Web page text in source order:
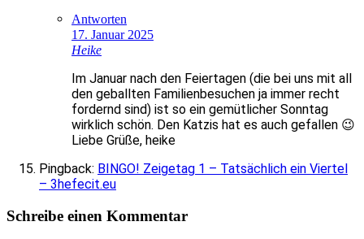
Antworten
17. Januar 2025
Heike
Im Januar nach den Feiertagen (die bei uns mit all
den geballten Familienbesuchen ja immer recht
fordernd sind) ist so ein gemütlicher Sonntag
wirklich schön. Den Katzis hat es auch gefallen 😉
Liebe Grüße, heike
Pingback: BINGO! Zeigetag 1 – Tatsächlich ein Viertel
– 3hefecit.eu
Schreibe einen Kommentar